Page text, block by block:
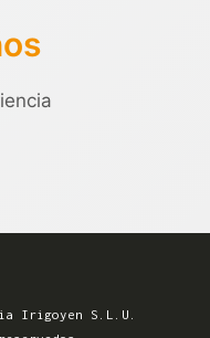
Irigoyen S.L.U.